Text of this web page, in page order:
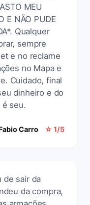
MEU
E NÃO PUDE
Qualquer
sempre
e no reclame
no Mapa e
Cuidado, final
dinheiro e do
é seu.
Carro ☆ 1/5
de sair da
da compra,